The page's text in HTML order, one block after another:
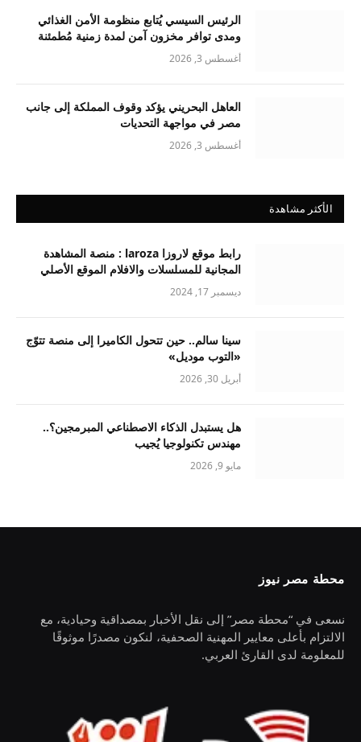
الرئيس السيسي يُتابع منظومة الأمن الغذائي
ومدى توافر مخزون آمن لمدة زمنية مُطمئنة
أغسطس 3, 2026
العاهل البحريني يؤكد وقوف المملكة إلى جانب
مصر في مواجهة التحديات
أغسطس 3, 2026
الأكثر مشاهدة
رابط موقع لاروزا laroza : منصة المشاهدة
المجانية للمسلسلات والافلام الموقع الأصلي
ديسمبر 17, 2024
سينا سالم.. حين تتحول الكاميرا إلى منصة تتوّج
«التوب موديل»
أبريل 30, 2026
هل يستبدل الذكاء الاصطناعي المبرمجين؟..
مهندس تكنولوجيا يُجيب
مايو 9, 2026
محطة مصر نيوز
نسعى في “محطة مصر” إلى نقل الأخبار بمصداقية وحيادية، مع
الالتزام بأعلى معايير المهنية الصحفية، لنكون مصدرًا موثوقًا
للمعلومة لدى القارئ العربي.